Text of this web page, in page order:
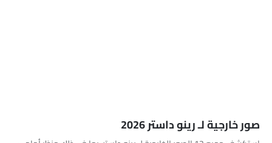
صور خارجية لـ رينو داستر 2026